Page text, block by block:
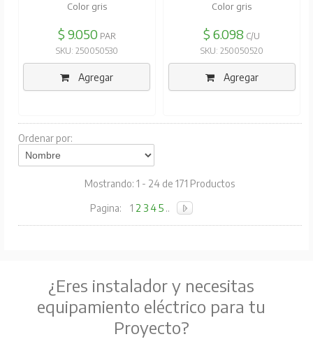
Color gris
$ 9.050PAR
SKU: 250050530
Agregar
Color gris
$ 6.098 C/U
SKU: 250050520
Agregar
Ordenar por:
Mostrando: 1 - 24 de 171 Productos
Pagina: 1 2 345..
¿Eres instalador y necesitas
equipamiento eléctrico para tu
Proyecto?